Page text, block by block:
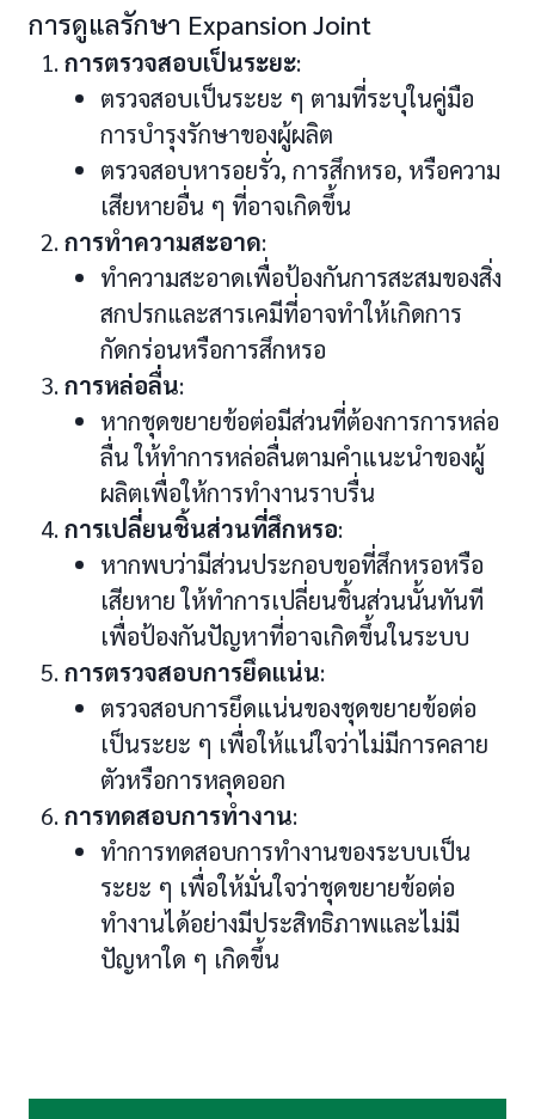
การดูแลรักษา Expansion Joint
การตรวจสอบเป็นระยะ:
ตรวจสอบเป็นระยะ ๆ ตามที่ระบุในคู่มือ
การบำรุงรักษาของผู้ผลิต
ตรวจสอบหารอยรั่ว, การสึกหรอ, หรือความ
เสียหายอื่น ๆ ที่อาจเกิดขึ้น
การทำความสะอาด:
ทำความสะอาดเพื่อป้องกันการสะสมของสิ่ง
สกปรกและสารเคมีที่อาจทำให้เกิดการ
กัดกร่อนหรือการสึกหรอ
การหล่อลื่น:
หากชุดขยายข้อต่อมีส่วนที่ต้องการการหล่อ
ลื่น ให้ทำการหล่อลื่นตามคำแนะนำของผู้
ผลิตเพื่อให้การทำงานราบรื่น
การเปลี่ยนชิ้นส่วนที่สึกหรอ:
หากพบว่ามีส่วนประกอบขอที่สึกหรอหรือ
เสียหาย ให้ทำการเปลี่ยนชิ้นส่วนนั้นทันที
เพื่อป้องกันปัญหาที่อาจเกิดขึ้นในระบบ
การตรวจสอบการยึดแน่น:
ตรวจสอบการยึดแน่นของชุดขยายข้อต่อ
เป็นระยะ ๆ เพื่อให้แน่ใจว่าไม่มีการคลาย
ตัวหรือการหลุดออก
การทดสอบการทำงาน:
ทำการทดสอบการทำงานของระบบเป็น
ระยะ ๆ เพื่อให้มั่นใจว่าชุดขยายข้อต่อ
ทำงานได้อย่างมีประสิทธิภาพและไม่มี
ปัญหาใด ๆ เกิดขึ้น